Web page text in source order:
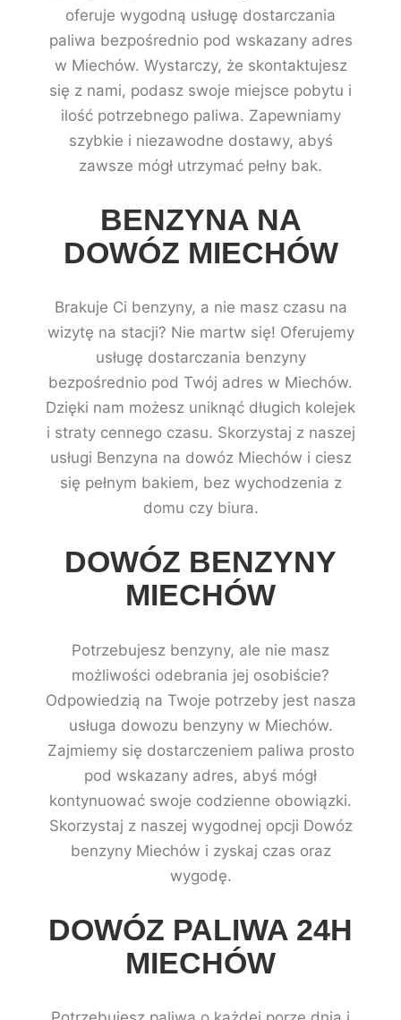
oferuje wygodną usługę dostarczania
paliwa bezpośrednio pod wskazany adres
w Miechów. Wystarczy, że skontaktujesz
się z nami, podasz swoje miejsce pobytu i
ilość potrzebnego paliwa. Zapewniamy
szybkie i niezawodne dostawy, abyś
zawsze mógł utrzymać pełny bak.
BENZYNA NA
DOWÓZ MIECHÓW
Brakuje Ci benzyny, a nie masz czasu na
wizytę na stacji? Nie martw się! Oferujemy
usługę dostarczania benzyny
bezpośrednio pod Twój adres w Miechów.
Dzięki nam możesz uniknąć długich kolejek
i straty cennego czasu. Skorzystaj z naszej
usługi Benzyna na dowóz Miechów i ciesz
się pełnym bakiem, bez wychodzenia z
domu czy biura.
DOWÓZ BENZYNY
MIECHÓW
Potrzebujesz benzyny, ale nie masz
możliwości odebrania jej osobiście?
Odpowiedzią na Twoje potrzeby jest nasza
usługa dowozu benzyny w Miechów.
Zajmiemy się dostarczeniem paliwa prosto
pod wskazany adres, abyś mógł
kontynuować swoje codzienne obowiązki.
Skorzystaj z naszej wygodnej opcji Dowóz
benzyny Miechów i zyskaj czas oraz
wygodę.
DOWÓZ PALIWA 24H
MIECHÓW